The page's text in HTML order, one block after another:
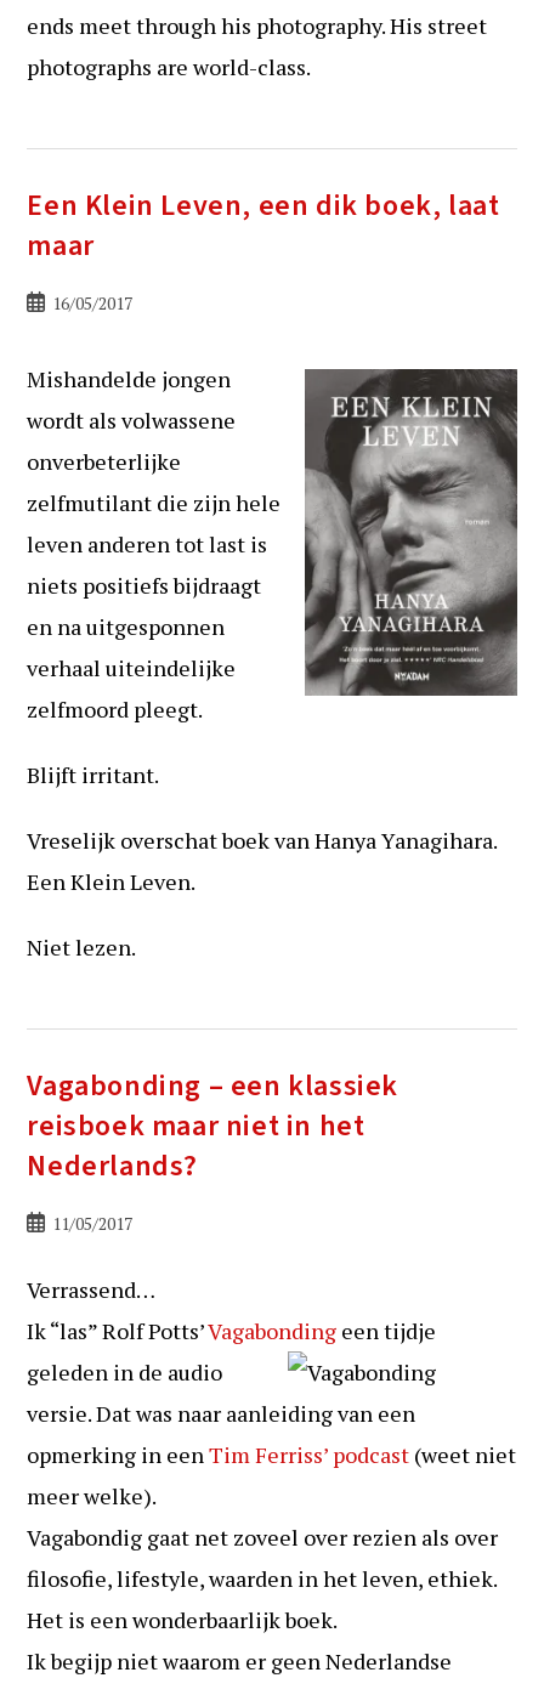
ends meet through his photography. His street
photographs are world-class.
Een Klein Leven, een dik boek, laat
maar
Bericht16/05/2017
Mishandelde jongen
wordt als volwassene
onverbeterlijke
zelfmutilant die zijn hele
leven anderen tot last is
niets positiefs bijdraagt
en na uitgesponnen
verhaal uiteindelijke
zelfmoord pleegt.
Blijft irritant.
Vreselijk overschat boek van Hanya Yanagihara.
Een Klein Leven.
Niet lezen.
Vagabonding – een klassiek
reisboek maar niet in het
Nederlands?
Bericht11/05/2017
Verrassend…
Ik “las” Rolf Potts’Vagabonding een tijdje
geleden in de audio
versie. Dat was naar aanleiding van een
opmerking in eenTim Ferriss’ podcast (weet niet
meer welke).
Vagabondig gaat net zoveel over rezien als over
filosofie, lifestyle, waarden in het leven, ethiek.
Het is een wonderbaarlijk boek.
Ik begijp niet waarom er geen Nederlandse